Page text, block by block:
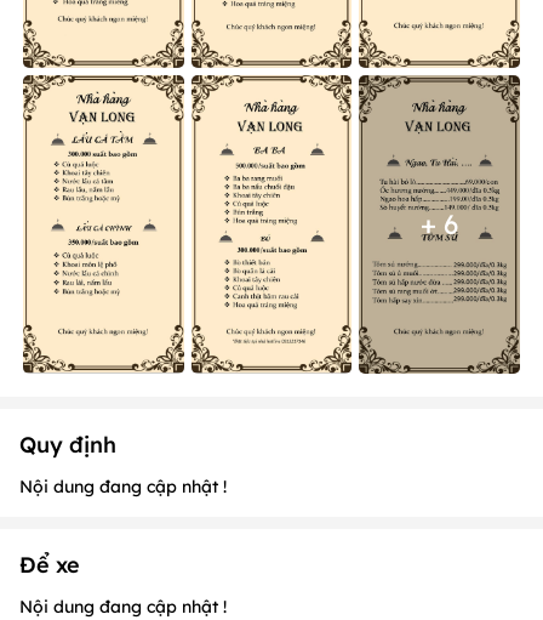
+ 6
Quy định
Nội dung đang cập nhật !
Để xe
Nội dung đang cập nhật !